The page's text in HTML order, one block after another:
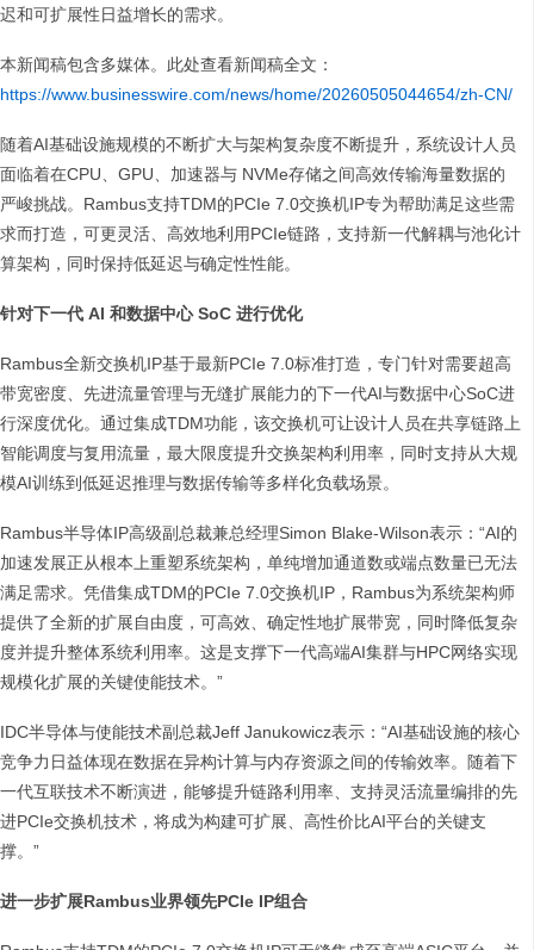
迟和可扩展性日益增长的需求。
本新闻稿包含多媒体。此处查看新闻稿全文：
https://www.businesswire.com/news/home/20260505044654/zh-CN/
随着AI基础设施规模的不断扩大与架构复杂度不断提升，系统设计人员
面临着在CPU、GPU、加速器与 NVMe存储之间高效传输海量数据的
严峻挑战。Rambus支持TDM的PCIe 7.0交换机IP专为帮助满足这些需
求而打造，可更灵活、高效地利用PCIe链路，支持新一代解耦与池化计
算架构，同时保持低延迟与确定性性能。
针对下一代 AI 和数据中心 SoC 进行优化
Rambus全新交换机IP基于最新PCIe 7.0标准打造，专门针对需要超高
带宽密度、先进流量管理与无缝扩展能力的下一代AI与数据中心SoC进
行深度优化。通过集成TDM功能，该交换机可让设计人员在共享链路上
智能调度与复用流量，最大限度提升交换架构利用率，同时支持从大规
模AI训练到低延迟推理与数据传输等多样化负载场景。
Rambus半导体IP高级副总裁兼总经理Simon Blake-Wilson表示：“AI的
加速发展正从根本上重塑系统架构，单纯增加通道数或端点数量已无法
满足需求。凭借集成TDM的PCIe 7.0交换机IP，Rambus为系统架构师
提供了全新的扩展自由度，可高效、确定性地扩展带宽，同时降低复杂
度并提升整体系统利用率。这是支撑下一代高端AI集群与HPC网络实现
规模化扩展的关键使能技术。”
IDC半导体与使能技术副总裁Jeff Janukowicz表示：“AI基础设施的核心
竞争力日益体现在数据在异构计算与内存资源之间的传输效率。随着下
一代互联技术不断演进，能够提升链路利用率、支持灵活流量编排的先
进PCIe交换机技术，将成为构建可扩展、高性价比AI平台的关键支
撑。”
进一步扩展Rambus业界领先PCIe IP组合